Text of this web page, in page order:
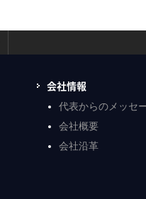
会社情報
代表からのメッセ
会社概要
会社沿革